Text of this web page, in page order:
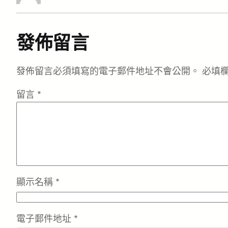
發佈留言
發佈留言必須填寫的電子郵件地址不會公開。 必填
留言 *
顯示名稱 *
電子郵件地址 *